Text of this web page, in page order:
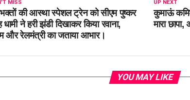
UP NEXT
कुमाऊं
मारा
MISS
की आस्था स्पेशल ट्रेन को सीएम पुष्कर
धामी ने हरी झंडी दिखाकर किया रवाना,
और रेलमंत्री का जताया आभार।
YOU MAY LIKE